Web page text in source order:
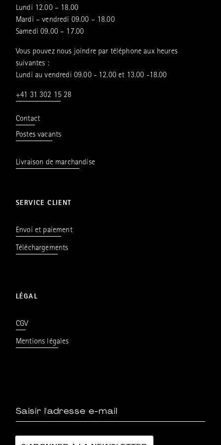
Lundi 12.00 – 18.00
Mardi – vendredi 09.00 – 18.00
Samedi 09.00 – 17.00
Vous pouvez nous joindre par téléphone aux heures
suivantes :
Lundi au vendredi 09.00 - 12.00 et 13.00 -18.00
+41 31 302 15 28
Contact
Postes vacants
Livraison de marchandise
SERVICE CLIENT
Envoi et paiement
Téléchargements
LÉGAL
CGV
Mentions légales